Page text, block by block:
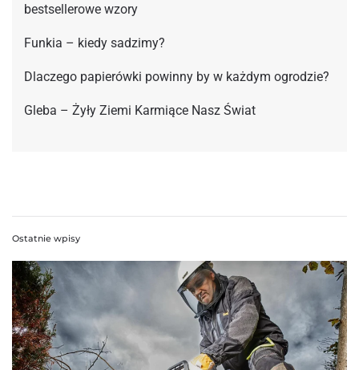
bestsellerowe wzory
Funkia – kiedy sadzimy?
Dlaczego papierówki powinny by w każdym ogrodzie?
Gleba – Żyły Ziemi Karmiące Nasz Świat
Ostatnie wpisy